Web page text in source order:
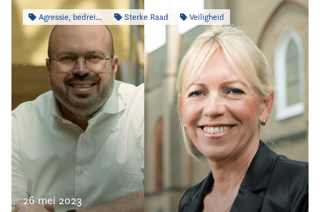
Agressie, bedreiging & intimidatie Sterke Raad Veiligheid
26 mei 2023